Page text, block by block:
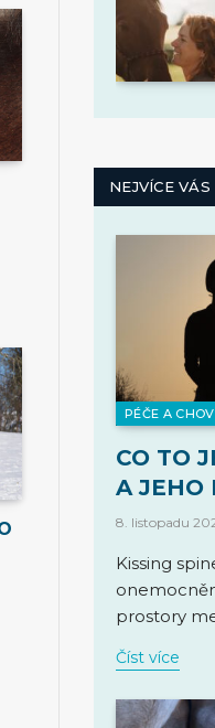
NEJVÍCE
PÉČE A CHOV
CO TO
A JEHO
8. listopadu
Kissing
prostory
Číst více